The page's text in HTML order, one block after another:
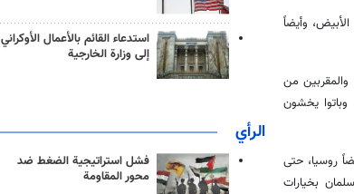
وأيضاً
من
وباتوا يخشون
روسيا، حتى
بخيارات
استدعاء القائم بالأعمال الأوكراني
إلى وزارة الخارجية
الرأي
فشل استراتيجية الضغط ضد
محور المقاومة